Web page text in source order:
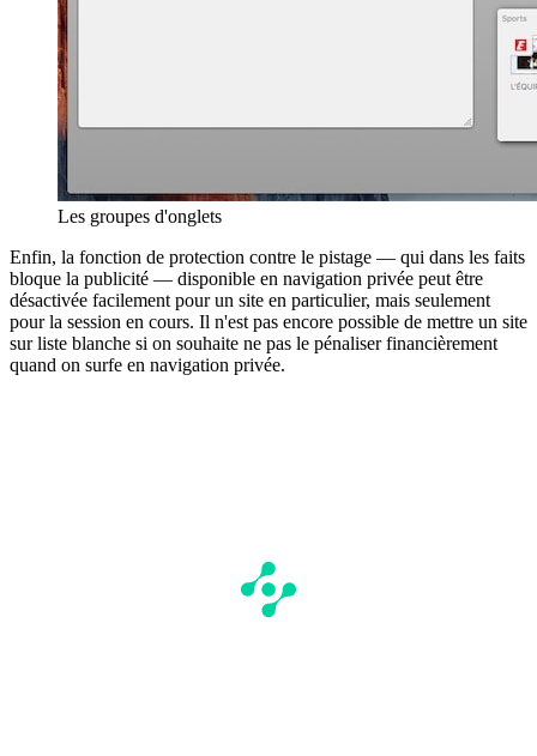
Les groupes d'onglets
Enfin, la fonction de protection contre le pistage — qui dans les faits
bloque la publicité — disponible en navigation privée peut être
désactivée facilement pour un site en particulier, mais seulement
pour la session en cours. Il n'est pas encore possible de mettre un site
sur liste blanche si on souhaite ne pas le pénaliser financièrement
quand on surfe en navigation privée.